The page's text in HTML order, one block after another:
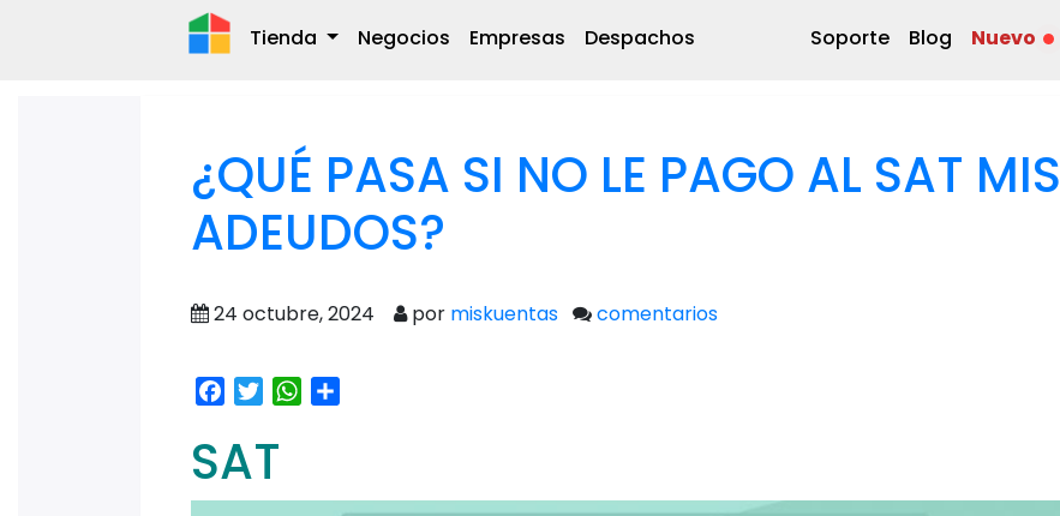
Tienda Negocios Empresas Despachos Soporte Blog Nuevo
¿QUÉ PASA SI NO LE PAGO AL SAT MIS
ADEUDOS?
24 octubre, 2024 por miskuentas comentarios
Facebook
TwitterWhatsApp
SAT